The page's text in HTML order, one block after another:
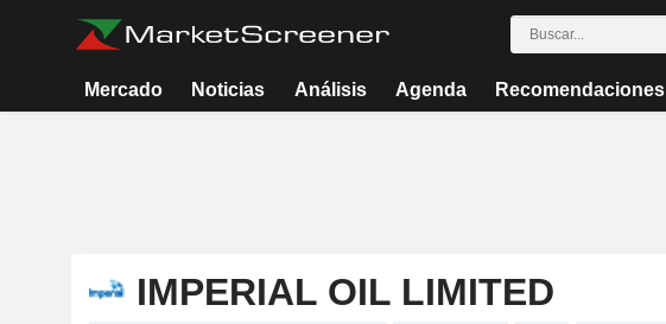
Mercado Noticias Análisis Agenda Recomendaciones
IMPERIAL OIL LIMITED